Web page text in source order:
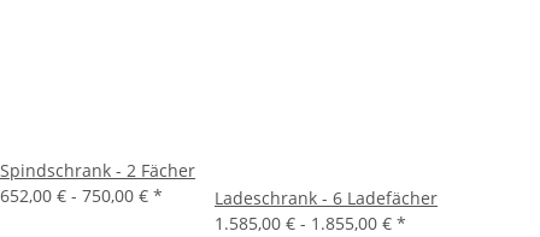
Spindschrank - 2 Fächer
652,00 € - 750,00 € *
Ladeschrank - 6 Ladefächer
1.585,00 € - 1.855,00 € *